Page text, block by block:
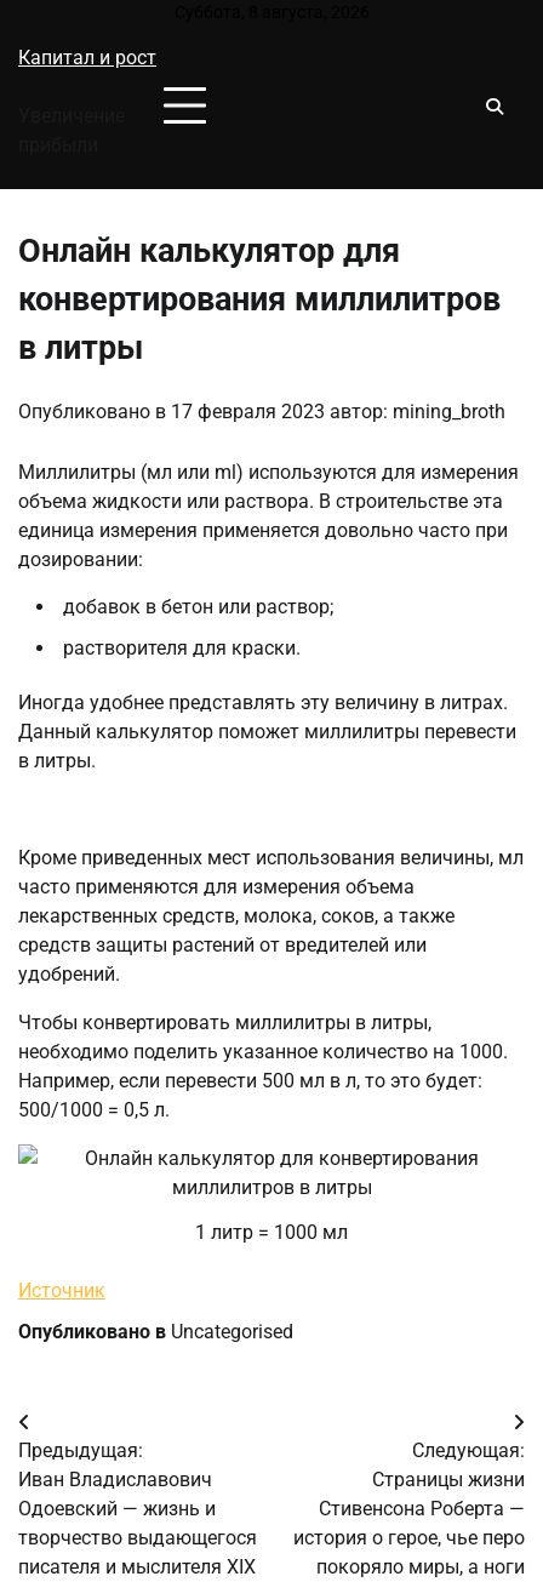
содержимому
Капитал и рост
Онлайн калькулятор для
конвертирования миллилитров
в литры
Опубликовано в 17 февраля 2023 автор: mining_broth
Миллилитры (мл или ml) используются для измерения
объема жидкости или раствора. В строительстве эта
единица измерения применяется довольно часто при
дозировании:
добавок в бетон или раствор;
растворителя для краски.
Иногда удобнее представлять эту величину в литрах.
Данный калькулятор поможет миллилитры перевести
в литры.
Кроме приведенных мест использования величины, мл
часто применяются для измерения объема
лекарственных средств, молока, соков, а также
средств защиты растений от вредителей или
удобрений.
Чтобы конвертировать миллилитры в литры,
необходимо поделить указанное количество на 1000.
Например, если перевести 500 мл в л, то это будет:
500/1000 = 0,5 л.
1 литр = 1000 мл
Источник
Опубликовано в Uncategorised
Навигация
по
записям
Предыдущая:
Иван Владиславович
Одоевский — жизнь и
творчество выдающегося
писателя и мыслителя XIX
Следующая:
Страницы жизни
Стивенсона Роберта —
история о герое, чье перо
покоряло миры, а ноги